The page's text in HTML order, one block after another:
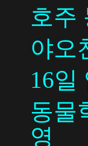
호주
야오
16일
동물
영